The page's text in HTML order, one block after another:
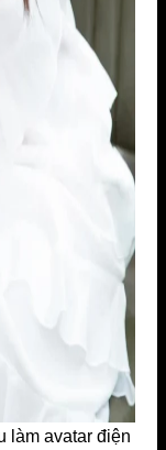
làm avatar điện